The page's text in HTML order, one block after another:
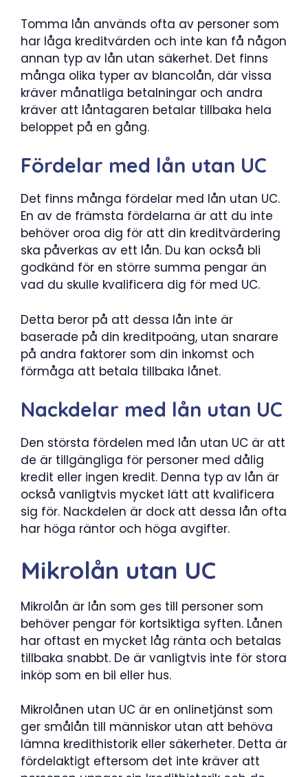
Tomma lån används ofta av personer som
har låga kreditvärden och inte kan få någon
annan typ av lån utan säkerhet. Det finns
många olika typer av blancolån, där vissa
kräver månatliga betalningar och andra
kräver att låntagaren betalar tillbaka hela
beloppet på en gång.
Fördelar med lån utan UC
Det finns många fördelar med lån utan UC.
En av de främsta fördelarna är att du inte
behöver oroa dig för att din kreditvärdering
ska påverkas av ett lån. Du kan också bli
godkänd för en större summa pengar än
vad du skulle kvalificera dig för med UC.
Detta beror på att dessa lån inte är
baserade på din kreditpoäng, utan snarare
på andra faktorer som din inkomst och
förmåga att betala tillbaka lånet.
Nackdelar med lån utan UC
Den största fördelen med lån utan UC är att
de är tillgängliga för personer med dålig
kredit eller ingen kredit. Denna typ av lån är
också vanligtvis mycket lätt att kvalificera
sig för. Nackdelen är dock att dessa lån ofta
har höga räntor och höga avgifter.
Mikrolån utan UC
Mikrolån är lån som ges till personer som
behöver pengar för kortsiktiga syften. Lånen
har oftast en mycket låg ränta och betalas
tillbaka snabbt. De är vanligtvis inte för stora
inköp som en bil eller hus.
Mikrolånen utan UC är en onlinetjänst som
ger smålån till människor utan att behöva
lämna kredithistorik eller säkerheter. Detta är
fördelaktigt eftersom det inte kräver att